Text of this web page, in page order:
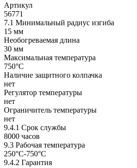
Артикул
56771
7.1 Минимальный радиус изгиба
15 мм
Необогреваемая длина
30 мм
Максимальная температура
750°C
Наличие защитного колпачка
нет
Регулятор температуры
нет
Ограничитель температуры
нет
9.4.1 Срок службы
8000 часов
9.3 Рабочая температура
250°C-750°C
9.4.2 Гарантия